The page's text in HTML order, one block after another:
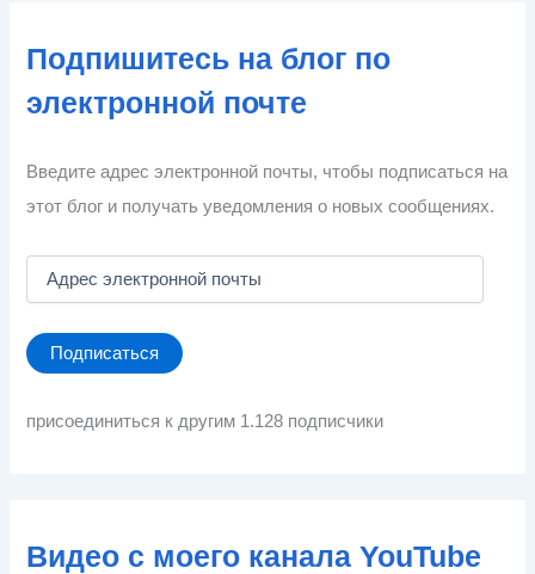
Подпишитесь на блог по
электронной почте
Введите адрес электронной почты, чтобы подписаться на
этот блог и получать уведомления о новых сообщениях.
е
с
е
н
Подписаться
присоединиться к другим 1.128 подписчики
Видео с моего канала YouTube